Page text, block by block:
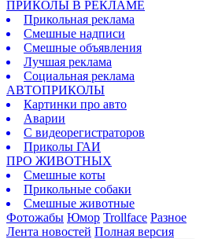
ПРИКОЛЫ В РЕКЛАМЕ
Прикольная реклама
Смешные надписи
Смешные объявления
Лучшая реклама
Социальная реклама
АВТОПРИКОЛЫ
Картинки про авто
Аварии
С видеорегистраторов
Приколы ГАИ
ПРО ЖИВОТНЫХ
Смешные коты
Прикольные собаки
Смешные животные
Фотожабы Юмор Trollface Разное
Лента новостей Полная версия